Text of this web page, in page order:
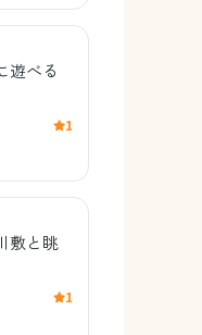
遊べる
1
敷と眺
1